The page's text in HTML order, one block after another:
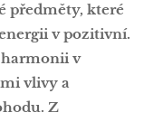
předměty, které
v pozitivní.
v
vlivy a
Z